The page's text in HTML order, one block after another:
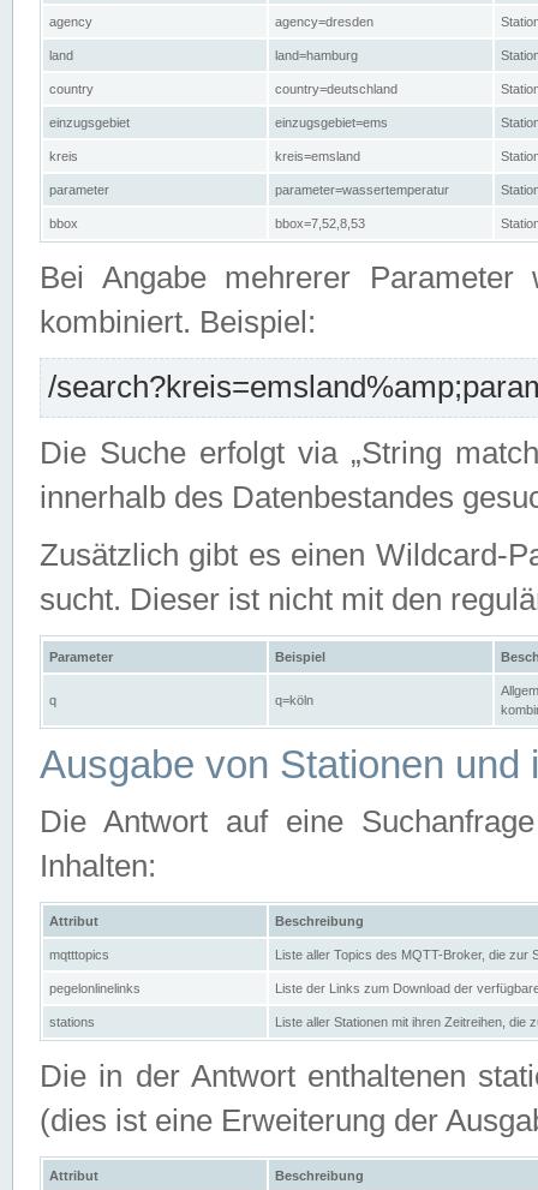
agency agency=dresden
land land=hamburg
country country=deutschland
einzugsgebiet einzugsgebiet=ems
kreis kreis=emsland
parameter parameter=wassertemperatur
bbox bbox=7,52,8,53
Bei Angabe mehrerer Parameter
kombiniert. Beispiel:
/
Die Suche erfolgt via „String
innerhalb des Datenbestandes
Zusätzlich gibt es einen Wildcard-
sucht. Dieser ist nicht mit den
Parameter Beispiel
q q=köln
Ausgabe von Stationen und
Die Antwort auf eine
Inhalten:
Attribut Beschreibung
mqtttopics Liste aller Topics des MQTT-Broker, die zur
pegelonlinelinks Liste der Links zum Download der
stations Liste aller Stationen mit ihren Zeitreihen, die
Die in der Antwort enthaltenen
(dies ist eine Erweiterung der
Attribut Beschreibung